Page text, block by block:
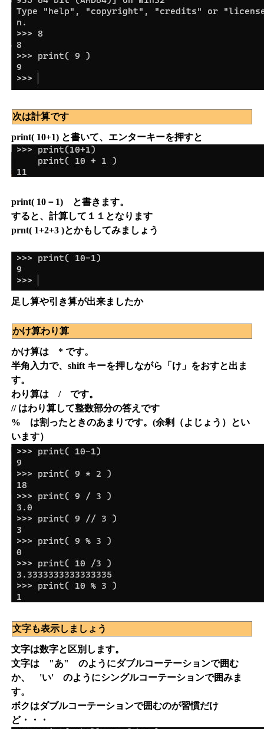
次は計算です
print( 10+1) と書いて、エンターキーを押すと
print( 10－1) と書きます。
すると、計算して１１となります
prnt( 1+2+3 )とかもしてみましょう
足し算や引き算が出来ましたか
かけ算わり算
かけ算は * です。
半角入力で、shift キーを押しながら「け」をおすと出ま
す。
わり算は / です。
// はわり算して整数部分の答えです
% は割ったときのあまりです。(余剰（よじょう）とい
います）
文字も表示しましょう
文字は数字と区別します。
文字は "あ" のようにダブルコーテーションで囲む
か、 'い' のようにシングルコーテーションで囲みま
す。
ボクはダブルコーテーションで囲むのが習慣だけ
ど・・・